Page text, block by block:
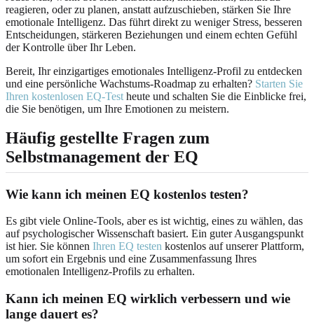
reagieren, oder zu planen, anstatt aufzuschieben, stärken Sie Ihre
emotionale Intelligenz. Das führt direkt zu weniger Stress, besseren
Entscheidungen, stärkeren Beziehungen und einem echten Gefühl
der Kontrolle über Ihr Leben.
Bereit, Ihr einzigartiges emotionales Intelligenz-Profil zu entdecken
und eine persönliche Wachstums-Roadmap zu erhalten? Starten Sie
Ihren kostenlosen EQ-Test heute und schalten Sie die Einblicke frei,
die Sie benötigen, um Ihre Emotionen zu meistern.
Häufig gestellte Fragen zum
Selbstmanagement der EQ
Wie kann ich meinen EQ kostenlos testen?
Es gibt viele Online-Tools, aber es ist wichtig, eines zu wählen, das
auf psychologischer Wissenschaft basiert. Ein guter Ausgangspunkt
ist hier. Sie können Ihren EQ testen kostenlos auf unserer Plattform,
um sofort ein Ergebnis und eine Zusammenfassung Ihres
emotionalen Intelligenz-Profils zu erhalten.
Kann ich meinen EQ wirklich verbessern und wie
lange dauert es?